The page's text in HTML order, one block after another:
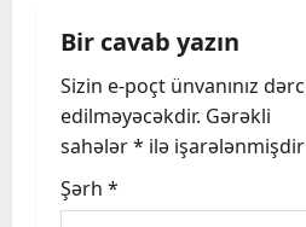
v
i
g
a
Bir cavab yazın
Sizin e-poçt ünvanınız dərc
edilməyəcəkdir. Gərəkli
sahələr* ilə işarələnmişdir
Şərh *